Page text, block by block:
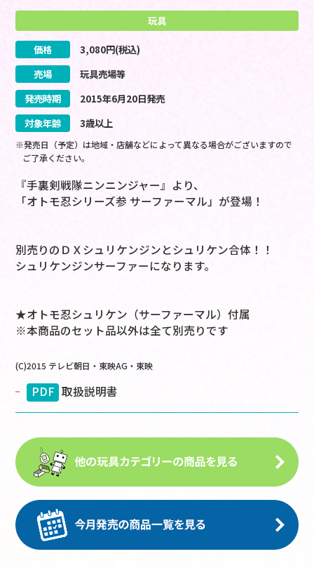
玩具
価格 3,080円(税込)
売場
玩具売場等
発売時期
2015年6月20日発売
対象年齢
3歳以上
※発売日（予定）は地域・店舗などによって異なる場合がございますので
ご了承ください。
『手裏剣戦隊ニンニンジャー』より、
「オトモ忍シリーズ参 サーファーマル」が登場！
別売りのＤＸシュリケンジンとシュリケン合体！！
シュリケンジンサーファーになります。
★オトモ忍シュリケン（サーファーマル）付属
※本商品のセット品以外は全て別売りです
(C)2015 テレビ朝日・東映AG・東映
PDF 取扱説明書